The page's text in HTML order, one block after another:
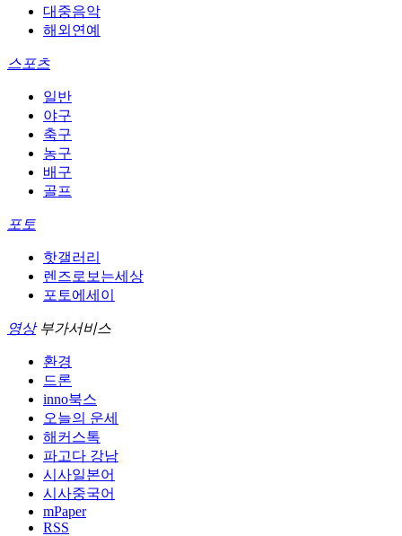
대중음악
해외연예
스포츠
일반
야구
축구
농구
배구
골프
포토
핫갤러리
렌즈로보는세상
포토에세이
영상 부가서비스
환경
드론
inno북스
오늘의 운세
해커스톡
파고다 강남
시사일본어
시사중국어
mPaper
RSS